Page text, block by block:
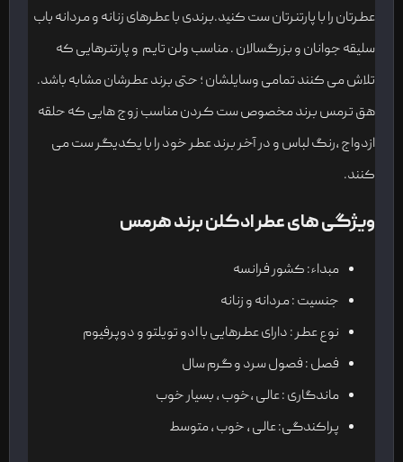
عطرتان را با پارتنرتان ست کنید.برندی با عطرهای زنانه و مردانه باب
سلیقه جوانان و بزرگسالان . مناسب ولن تایم و پارتنرهایی که
تلاش می کنند تمامی وسایلشان ؛ حتی برند عطرشان مشابه باشد.
هق ترمس برند مخصوص ست کردن مناسب زوج هایی که حلقه
ازدواج ،رنگ لباس و در آخر برند عطر خود را با یکدیگر ست می
کنند.
ویژگی های عطر ادکلن برند هرمس
مبداء: کشور فرانسه
جنسیت : مردانه و زنانه
نوع عطر : دارای عطرهایی با ادو تویلتو و دوپرفیوم
فصل : فصول سرد و گرم سال
ماندگاری : عالی ،خوب ، بسیار خوب
پراکندگی: عالی ، خوب ، متوسط